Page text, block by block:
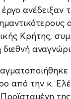
ανέδειξαν
Κρήτης,
από την κ.